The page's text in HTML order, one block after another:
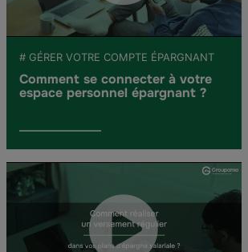
# GÉRER VOTRE COMPTE ÉPARGNANT
Comment se connecter à votre
espace personnel épargnant ?